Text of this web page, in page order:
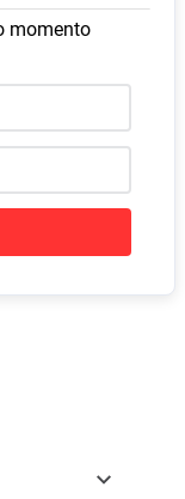
momento